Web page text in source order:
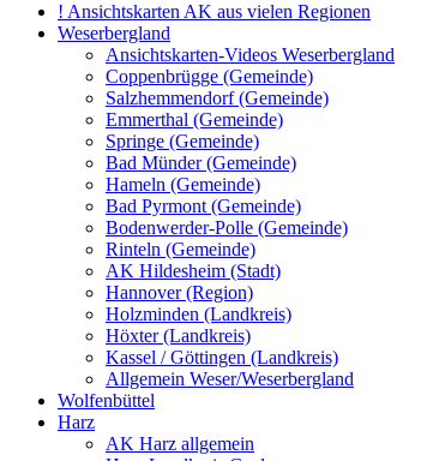
! Ansichtskarten AK aus vielen Regionen
Weserbergland
Ansichtskarten-Videos Weserbergland
Coppenbrügge (Gemeinde)
Salzhemmendorf (Gemeinde)
Emmerthal (Gemeinde)
Springe (Gemeinde)
Bad Münder (Gemeinde)
Hameln (Gemeinde)
Bad Pyrmont (Gemeinde)
Bodenwerder-Polle (Gemeinde)
Rinteln (Gemeinde)
AK Hildesheim (Stadt)
Hannover (Region)
Holzminden (Landkreis)
Höxter (Landkreis)
Kassel / Göttingen (Landkreis)
Allgemein Weser/Weserbergland
Wolfenbüttel
Harz
AK Harz allgemein